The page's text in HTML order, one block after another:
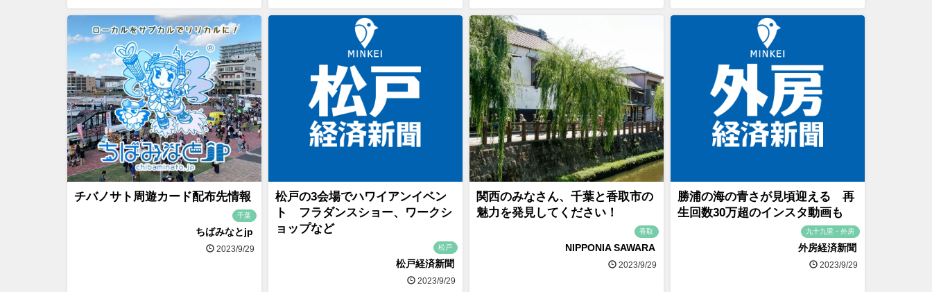
チバノサト周遊カード配布先情報
千葉
ちばみなとjp
2023/9/29
松戸の3会場でハワイアンイベン
ト フラダンスショー、ワークシ
ョップなど
松戸
松戸経済新聞
2023/9/29
関西のみなさん、千葉と香取市の
魅力を発見してください！
香取
NIPPONIA SAWARA
2023/9/29
勝浦の海の青さが見頃迎える 再
生回数30万超のインスタ動画も
九十九里・外房
外房経済新聞
2023/9/29